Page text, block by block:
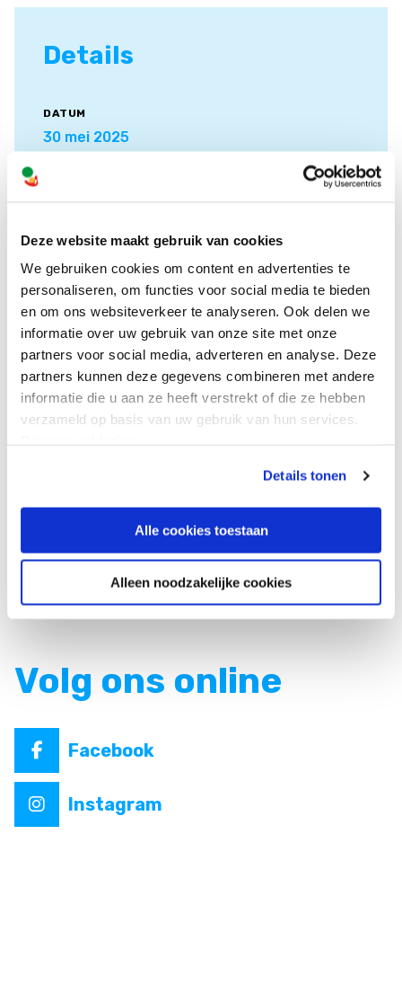
Deze website maakt gebruik van cookies
We gebruiken cookies om content en advertenties te
personaliseren, om functies voor social media te bieden
en om ons websiteverkeer te analyseren. Ook delen we
informatie over uw gebruik van onze site met onze
partners voor social media, adverteren en analyse. Deze
partners kunnen deze gegevens combineren met andere
informatie die u aan ze heeft verstrekt of die ze hebben
verzameld op basis van uw gebruik van hun services.
Details tonen
Alle cookies toestaan
Alleen noodzakelijke cookies
Details
DATUM
30 mei 2025
PLAATS
Eindhovensche Golf
AANMELDEN
https://golfstart.golf.nl/golfen-met-een-
beperking
Volg ons online
Facebook
Instagram